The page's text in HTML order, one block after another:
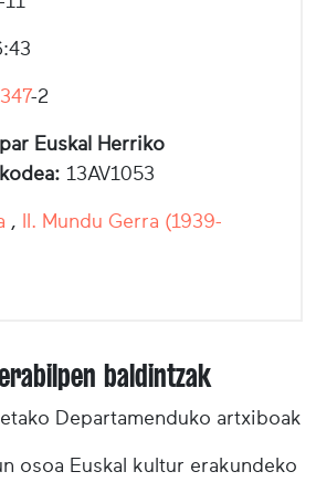
347-2
Euskal Herriko
13AV1053
, II. Mundu Gerra (1939-
baldintzak
Departamenduko artxiboak
osoa Euskal kultur erakundeko